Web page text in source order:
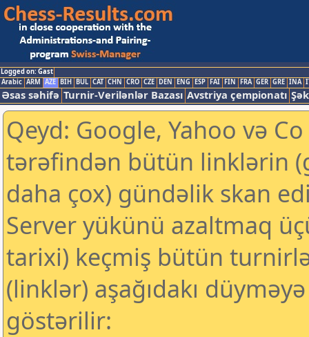
Logged on: Gast
Arabic ARM AZE BIH BUL CAT CHN CRO CZE DEN ENG ESP FAI FIN FRA GER GRE INA
Əsas səhifə Turnir-Verilənlər Bazası Avstriya çempionatı
Qeyd: Google, Yahoo və
tərəfindən bütün linklərin
daha çox) gündəlik skan
Server yükünü azaltmaq
tarixi) keçmiş bütün
(linklər) aşağıdakı
göstərilir: